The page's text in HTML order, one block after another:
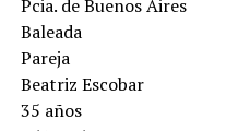
Pcia. de Buenos Aires
Baleada
Pareja
Beatriz Escobar
35 años